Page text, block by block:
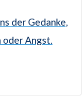
der Gedanke,
oder Angst.